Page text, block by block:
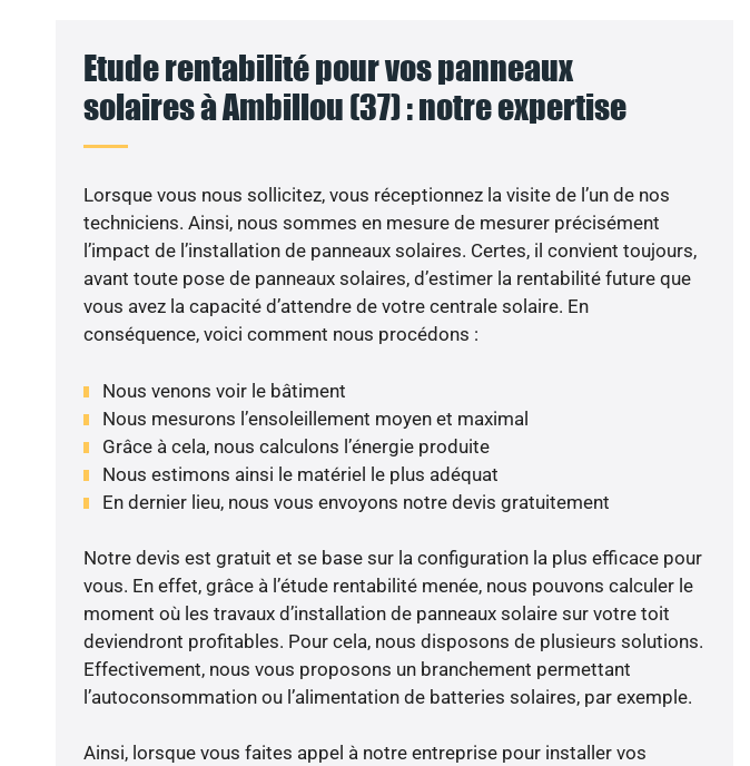
Etude rentabilité pour vos panneaux
solaires à Ambillou (37) : notre expertise
Lorsque vous nous sollicitez, vous réceptionnez la visite de l’un de nos
techniciens. Ainsi, nous sommes en mesure de mesurer précisément
l’impact de l’installation de panneaux solaires. Certes, il convient toujours,
avant toute pose de panneaux solaires, d’estimer la rentabilité future que
vous avez la capacité d’attendre de votre centrale solaire. En
conséquence, voici comment nous procédons :
Nous venons voir le bâtiment
Nous mesurons l’ensoleillement moyen et maximal
Grâce à cela, nous calculons l’énergie produite
Nous estimons ainsi le matériel le plus adéquat
En dernier lieu, nous vous envoyons notre devis gratuitement
Notre devis est gratuit et se base sur la configuration la plus efficace pour
vous. En effet, grâce à l’étude rentabilité menée, nous pouvons calculer le
moment où les travaux d’installation de panneaux solaire sur votre toit
deviendront profitables. Pour cela, nous disposons de plusieurs solutions.
Effectivement, nous vous proposons un branchement permettant
l’autoconsommation ou l’alimentation de batteries solaires, par exemple.
Ainsi, lorsque vous faites appel à notre entreprise pour installer vos